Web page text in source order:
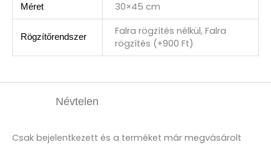
Méret 30×45 cm
Rögzítőrendszer
Falra rögzítés nélkül, Falra
rögzítés (+900 Ft)
Névtelen
Csak bejelentkezett és a terméket már megvásárolt